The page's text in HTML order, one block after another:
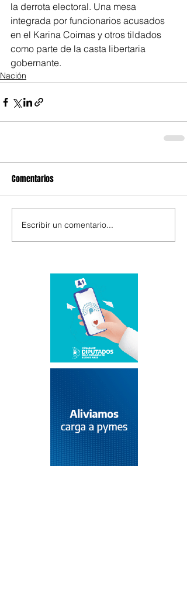
la derrota electoral. Una mesa
integrada por funcionarios acusados
en el Karina Coimas y otros tildados
como parte de la casta libertaria
gobernante.
Nación
Comentarios
Escribir un comentario...